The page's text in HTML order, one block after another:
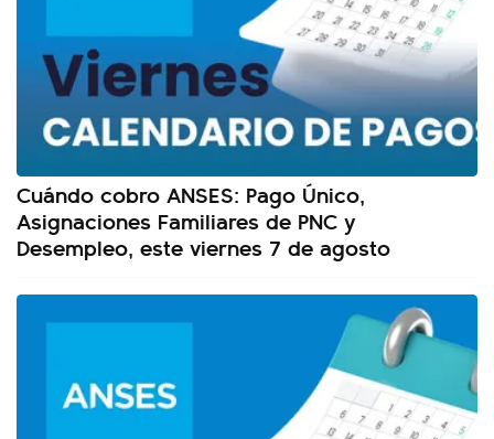
Cuándo cobro ANSES: Pago Único,
Asignaciones Familiares de PNC y
Desempleo, este viernes 7 de agosto